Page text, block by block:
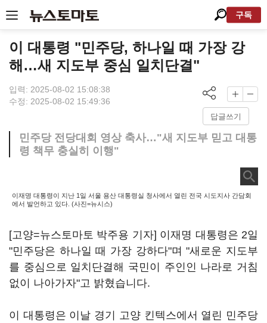
구독
이 대통령 "민주당, 하나일 때 가장 강
해…새 지도부 중심 일치단결"
입력: 2025-08-02 15:08:38
수정: 2025-08-02 15:49:36
답글쓰기
민주당 전당대회 영상 축사…"새 지도부 믿고 대통
령 책무 충실히 이행"
이재명 대통령이 지난 1일 서울 용산 대통령실 청사에서 열린 전국 시도지사 간담회
에서 발언하고 있다. (사진=뉴시스)
[고양=뉴스토마토 박주용 기자] 이재명 대통령은 2일
"민주당은 하나일 때 가장 강하다"며 "새로운 지도부
를 중심으로 일치단결해 국민이 주인인 나라로 거침
없이 나아가자"고 밝혔습니다.
이 대통령은 이날 경기 고양 킨텍스에서 열린 민주당